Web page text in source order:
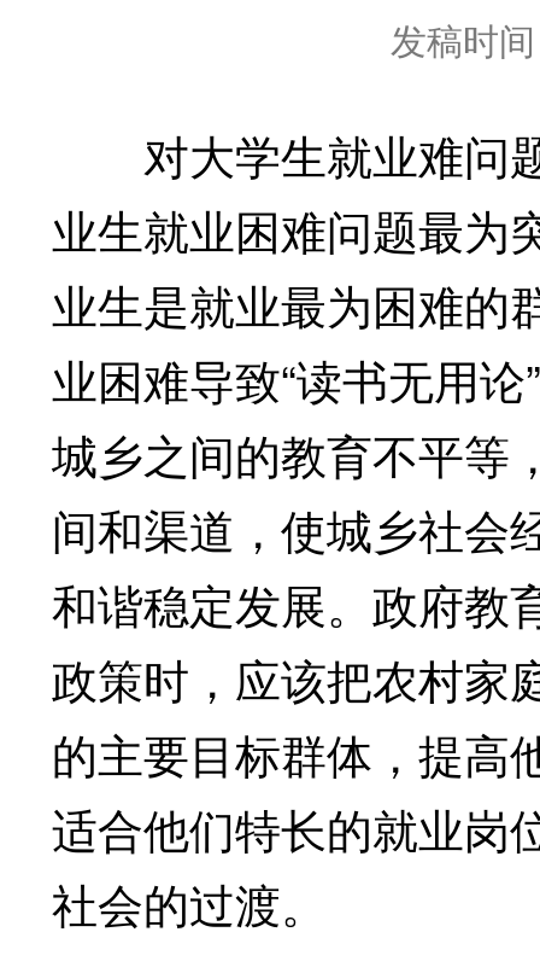
发稿时
对大学生就业难问
业生就业困难问题最为
业生是就业最为困难的
业困难导致“读书无用
城乡之间的教育不平等
间和渠道，使城乡社会
和谐稳定发展。政府教
政策时，应该把农村家
的主要目标群体，提高
适合他们特长的就业岗
社会的过渡。